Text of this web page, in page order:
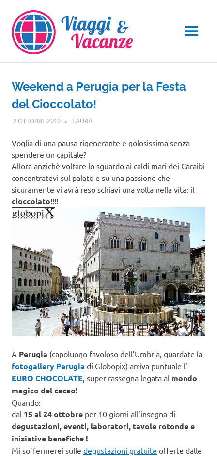
contenuto
MENU
Weekend a Perugia per la Festa
del Cioccolato!
2 OTTOBRE 2010 LAURA
Voglia di una pausa rigenerante e golosissima senza
spendere un capitale?
Allora anzichè voltare lo sguardo ai caldi mari dei Caraibi
concentratevi sul palato e su una passione che
sicuramente vi avrà reso schiavi una volta nella vita: il
cioccolato!!!!
A Perugia (capoluogo favoloso dell’Umbria, guardate la
fotogallery Perugia di Globopix) arriva puntuale l’
EURO CHOCOLATE , super rassegna legata al mondo
magico del cacao!
Quando:
dal 15 al 24 ottobre per 10 giorni all’insegna di
degustazioni, eventi, laboratori, tavole rotonde e
iniziative benefiche !
Mi soffermerei sulle degustazioni gratuite offerte dalle